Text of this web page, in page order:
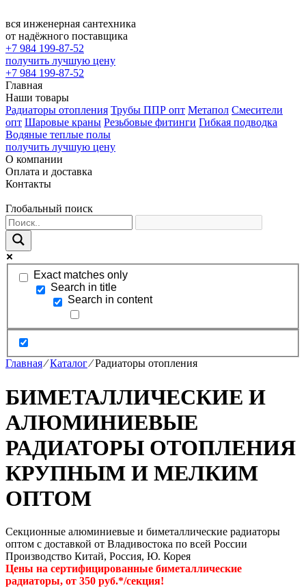
вся инженерная сантехника
от надёжного поставщика
+7 984 199-87-52
получить лучшую цену
+7 984 199-87-52
Главная
Наши товары
Радиаторы отопления Трубы ППР опт Метапол Смесители
опт Шаровые краны Резьбовые фитинги Гибкая подводка
Водяные теплые полы
получить лучшую цену
О компании
Оплата и доставка
Контакты
Глобальный поиск
Exact matches only
Search in title
Search in content
Главная⁄Каталог⁄Радиаторы отопления
БИМЕТАЛЛИЧЕСКИЕ И
АЛЮМИНИЕВЫЕ
РАДИАТОРЫ ОТОПЛЕНИЯ
КРУПНЫМ И МЕЛКИМ
ОПТОМ
Секционные алюминиевые и биметаллические радиаторы
оптом с доставкой от Владивостока по всей России
Производство Китай, Россия, Ю. Корея
Цены на сертифицированные биметаллические
радиаторы, от 350 руб.*/секция!